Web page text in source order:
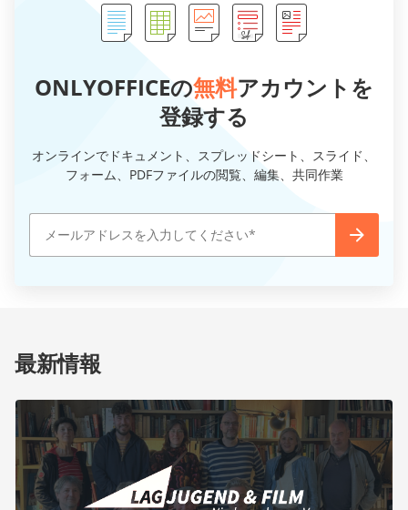
ONLYOFFICEの無料アカウントを
登録する
オンラインでドキュメント、スプレッドシート、スライド、
フォーム、PDFファイルの閲覧、編集、共同作業
最新情報